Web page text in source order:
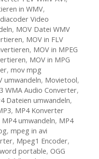
in WMV,
Video
, MOV Datei WMV
, MOV in FLV
, MOV in MPEG
, MOV in MPG
, mov mpg
umwandeln, Movietool,
WMA Audio Converter,
Dateien umwandeln,
, MP4 Konverter
MP4 umwandeln, MP4
, mpeg in avi
, Mpeg1 Encoder,
portable, OGG